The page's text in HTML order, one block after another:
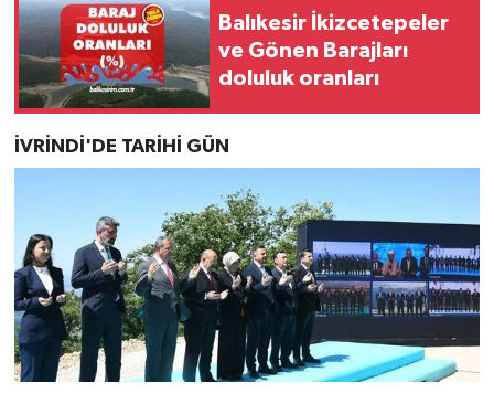
Balıkesir İkizcetepeler
ve Gönen Barajları
doluluk oranları
İVRİNDİ'DE TARİHİ GÜN